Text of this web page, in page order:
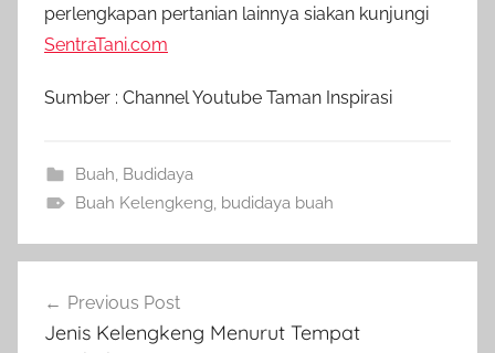
perlengkapan pertanian lainnya siakan kunjungi
SentraTani.com
Sumber : Channel Youtube Taman Inspirasi
Buah, Budidaya
Buah Kelengkeng, budidaya buah
pos
Previous Post
Jenis Kelengkeng Menurut Tempat